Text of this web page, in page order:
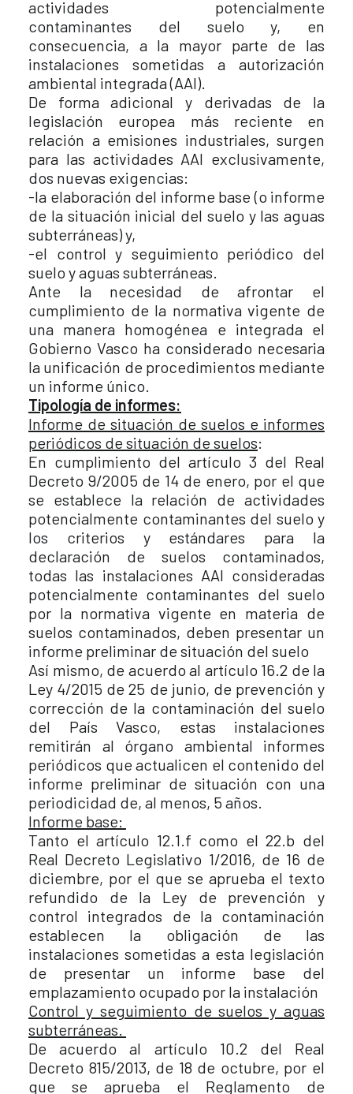
actividades potencialmente
contaminantes del suelo y, en
consecuencia, a la mayor parte de las
instalaciones sometidas a autorización
ambiental integrada (AAI).
De forma adicional y derivadas de la
legislación europea más reciente en
relación a emisiones industriales, surgen
para las actividades AAI exclusivamente,
dos nuevas exigencias:
-la elaboración del informe base (o informe
de la situación inicial del suelo y las aguas
subterráneas) y,
-el control y seguimiento periódico del
suelo y aguas subterráneas.
Ante la necesidad de afrontar el
cumplimiento de la normativa vigente de
una manera homogénea e integrada el
Gobierno Vasco ha considerado necesaria
la unificación de procedimientos mediante
un informe único.
Tipología de informes:
Informe de situación de suelos e informes
periódicos de situación de suelos:
En cumplimiento del artículo 3 del Real
Decreto 9/2005 de 14 de enero, por el que
se establece la relación de actividades
potencialmente contaminantes del suelo y
los criterios y estándares para la
declaración de suelos contaminados,
todas las instalaciones AAI consideradas
potencialmente contaminantes del suelo
por la normativa vigente en materia de
suelos contaminados, deben presentar un
informe preliminar de situación del suelo
Así mismo, de acuerdo al artículo 16.2 de la
Ley 4/2015 de 25 de junio, de prevención y
corrección de la contaminación del suelo
del País Vasco, estas instalaciones
remitirán al órgano ambiental informes
periódicos que actualicen el contenido del
informe preliminar de situación con una
periodicidad de, al menos, 5 años.
Informe base:
Tanto el artículo 12.1.f como el 22.b del
Real Decreto Legislativo 1/2016, de 16 de
diciembre, por el que se aprueba el texto
refundido de la Ley de prevención y
control integrados de la contaminación
establecen la obligación de las
instalaciones sometidas a esta legislación
de presentar un informe base del
emplazamiento ocupado por la instalación
Control y seguimiento de suelos y aguas
subterráneas.
De acuerdo al artículo 10.2 del Real
Decreto 815/2013, de 18 de octubre, por el
que se aprueba el Reglamento de